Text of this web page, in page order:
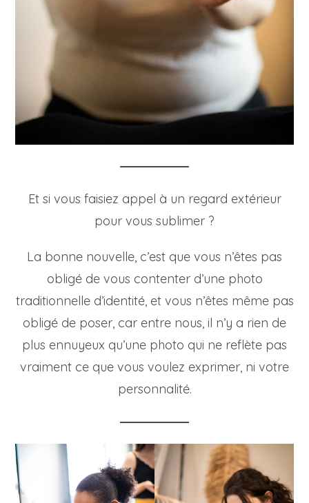
Et si vous faisiez appel à un regard extérieur
pour vous sublimer ?
La bonne nouvelle, c’est que vous n’êtes pas
obligé de vous contenter d’une photo
traditionnelle d’identité, et vous n’êtes même pas
obligé de poser, car entre nous, il n’y a rien de
plus ennuyeux qu’une photo qui ne reflète pas
vraiment ce que vous voulez exprimer, ni votre
personnalité.